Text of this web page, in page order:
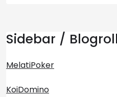
Sidebar / Blogroll
MelatiPoker
KoiDomino